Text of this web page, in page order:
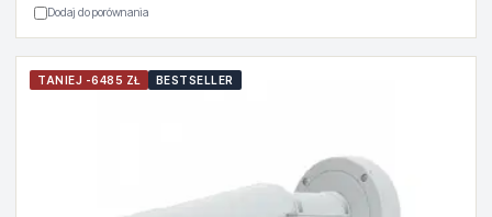
Dodaj do porównania
TANIEJ -6485 ZŁ BESTSELLER